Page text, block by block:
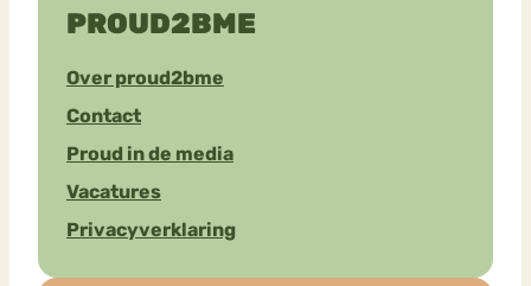
PROUD2BME
Over proud2bme
Contact
Proud in de media
Vacatures
Privacyverklaring